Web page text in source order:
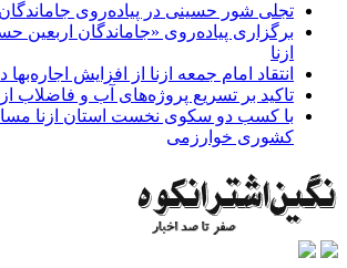
تجلی شور حسینی در پیاده‌روی جاماندگان
برگزاری پیاده‌روی «جاماندگان اربعین
ازنا
انتقاد امام جمعه ازنا از افزایش اجاره‌بها
تاکید بر تسریع پروژه‌های آب و فاضلاب
با کسب دو سکوی نخست استان ازنا
کشوری خوارزمی